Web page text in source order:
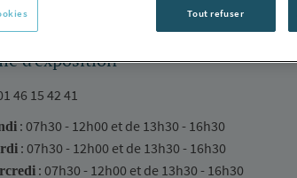
d'exposition
46 15 42 41
: 07h30 - 12h00 et de 13h30 - 16h30
: 07h30 - 12h00 et de 13h30 - 16h30
: 07h30 - 12h00 et de 13h30 - 16h30
Tout refuser